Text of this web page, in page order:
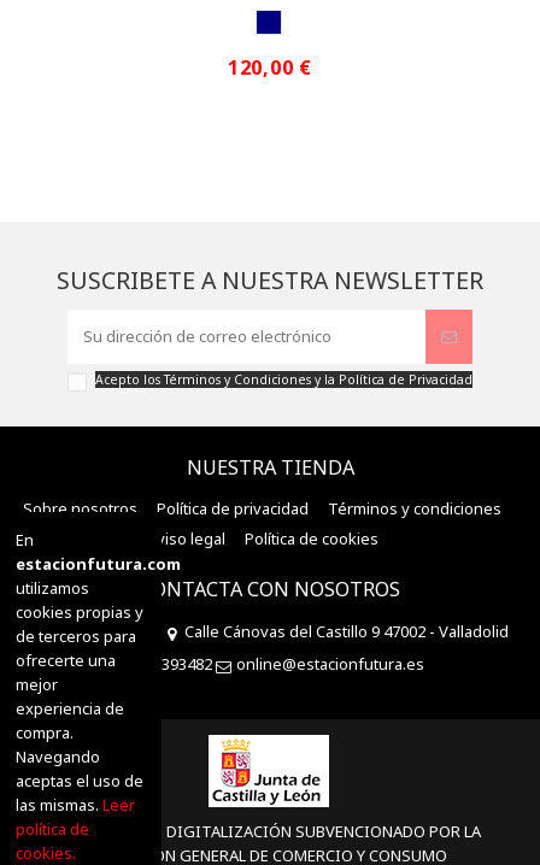
120,00 €
SUSCRIBETE A NUESTRA NEWSLETTER
Acepto losTérminos y Condicionesy la Política de Privacidad
NUESTRA TIENDA
Sobre nosotros Política de privacidad
Términos y condiciones
Aviso legal
Política de cookies
CONTACTA CON NOSOTROS
Estación Futura
Calle Cánovas del Castillo 9 47002 - Valladolid
983393482
online@estacionfutura.es
PROYECTO DE DIGITALIZACIÓN SUBVENCIONADO POR LA
DIRECCIÓN GENERAL DE COMERCIO Y CONSUMO
En
estacionfutura.com
utilizamos
cookies propias y
de terceros para
ofrecerte una
mejor
experiencia de
compra.
Navegando
aceptas el uso de
las mismas. Leer
política de
cookies.